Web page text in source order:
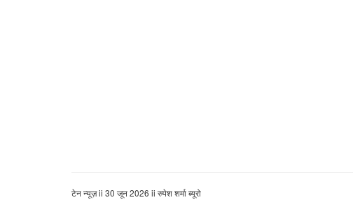
टेन न्यूज़ ii 30 जून 2026 ii रुपेश शर्मा ब्यूरो